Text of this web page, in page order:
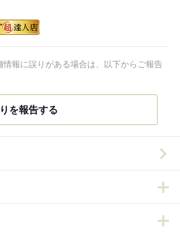
報に誤りがある場合は、以下からご報告
を報告する